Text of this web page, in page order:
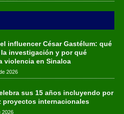
influencer César Gastélum: qué
la investigación y por qué
violencia en Sinaloa
2026
sus 15 años incluyendo por
proyectos internacionales
2026